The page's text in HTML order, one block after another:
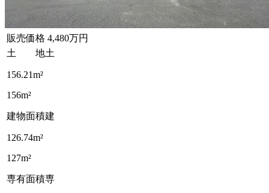
販売価格 4,480万円
土 地土
156.21m²
156m²
建物面積建
126.74m²
127m²
専有面積専